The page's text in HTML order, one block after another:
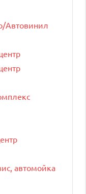
Автовинил
автомойка